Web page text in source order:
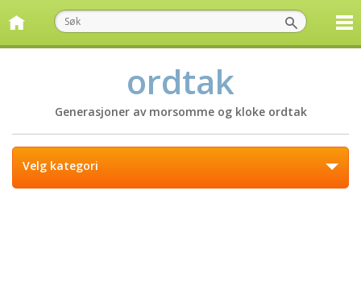
ordtak
Generasjoner av morsomme og kloke ordtak
Velg kategori